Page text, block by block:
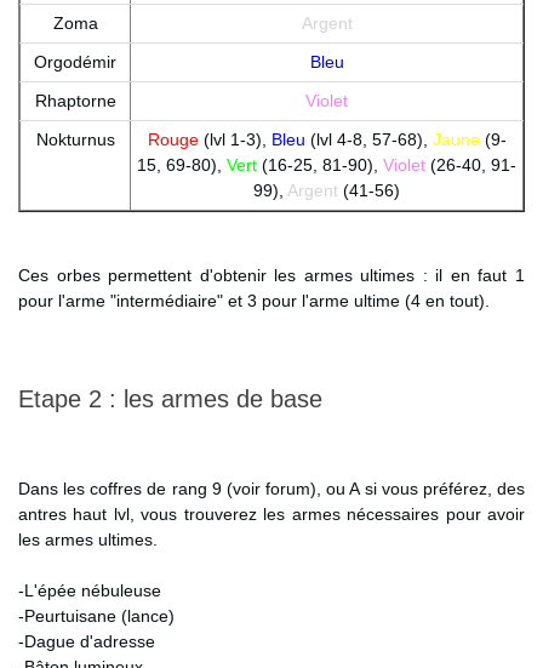
Zoma
Argent
Orgodémir
Bleu
Rhaptorne
Violet
Nokturnus
Rouge(lvl 1-3), Bleu (lvl 4-8, 57-68), Jaune(9-
15, 69-80), Vert (16-25, 81-90), Violet (26-40, 91-
99), Argent (41-56)
Ces orbes permettent d'obtenir les armes ultimes : il en faut 1
pour l'arme "intermédiaire" et 3 pour l'arme ultime (4 en tout).
Etape 2 : les armes de base
Dans les coffres de rang 9 (voir forum), ou A si vous préférez, des
antres haut lvl, vous trouverez les armes nécessaires pour avoir
les armes ultimes.
-L'épée nébuleuse
-Peurtuisane (lance)
-Dague d'adresse